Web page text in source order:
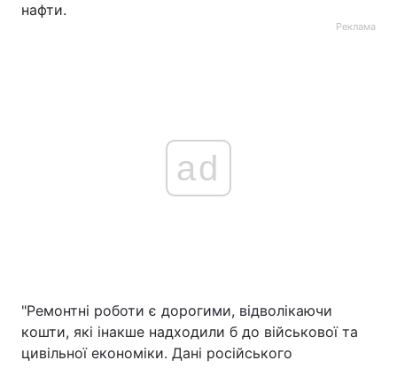
нафти.
Реклама
ad
"Ремонтні роботи є дорогими, відволікаючи
кошти, які інакше надходили б до військової та
цивільної економіки. Дані російського